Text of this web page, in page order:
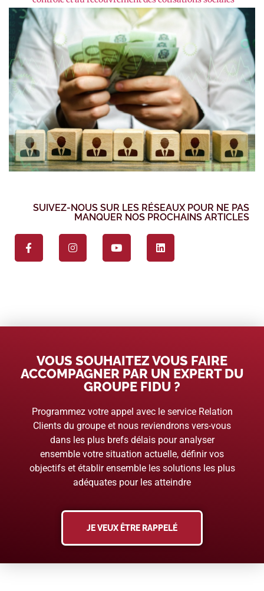
SUIVEZ-NOUS SUR LES RÉSEAUX POUR NE PAS
MANQUER NOS PROCHAINS ARTICLES
VOUS SOUHAITEZ VOUS FAIRE
ACCOMPAGNER PAR UN EXPERT DU
GROUPE FIDU ?
Programmez votre appel avec le service Relation
Clients du groupe et nous reviendrons vers-vous
dans les plus brefs délais pour analyser
ensemble votre situation actuelle, définir vos
objectifs et établir ensemble les solutions les plus
adéquates pour les atteindre
JE VEUX ÊTRE RAPPELÉ